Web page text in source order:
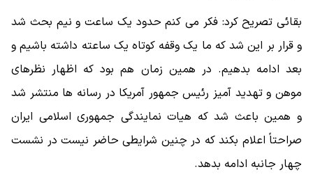
بقائی تصریح کرد: فکر می کنم حدود یک ساعت و نیم بحث شد
و قرار بر این شد که ما یک وقفه کوتاه یک ساعته داشته باشیم و
بعد ادامه بدهیم. در همین زمان هم بود که اظهار نظرهای
موهن و تهدید آمیز رئیس جمهور آمریکا در رسانه ها منتشر شد
و همین باعث شد که هیات نمایندگی جمهوری اسلامی ایران
صراحتاً اعلام بکند که در چنین شرایطی حاضر نیست در نشست
چهار جانبه ادامه بدهد.